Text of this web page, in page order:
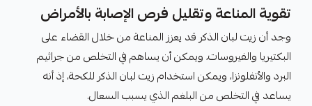
تقوية المناعة وتقليل فرص الإصابة بالأمراض
وجد أن زيت لبان الذكر قد يعزز المناعة من خلال القضاء على
البكتيريا والفيروسات، ويمكن أن يساهم في التخلص من جراثيم
البرد والأنفلونزا، ويمكن استخدام زيت لبان الذكر للكحة، إذ أنه
يساعد في التخلص من البلغم الذي يسبب السعال.